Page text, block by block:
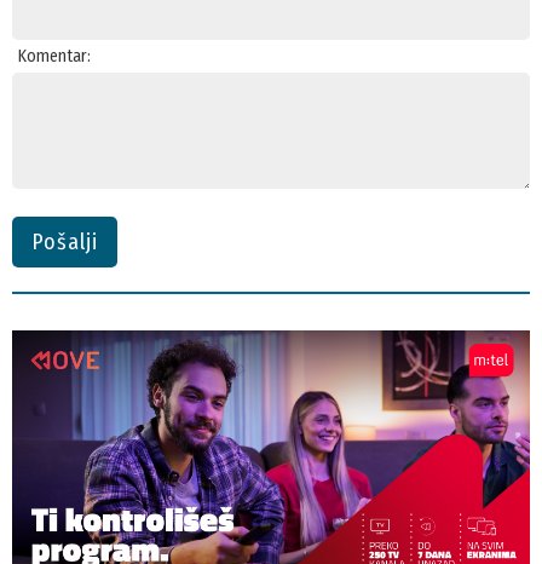
Komentar:
Pošalji